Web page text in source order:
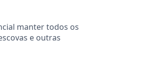
manter todos os
e outras